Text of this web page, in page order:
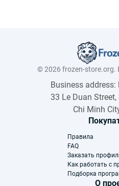
© 2026 frozen-
Business address:
33 Le Duan
Chi Minh
Правила
FAQ
Заказать
Как работать с
Подборка
О